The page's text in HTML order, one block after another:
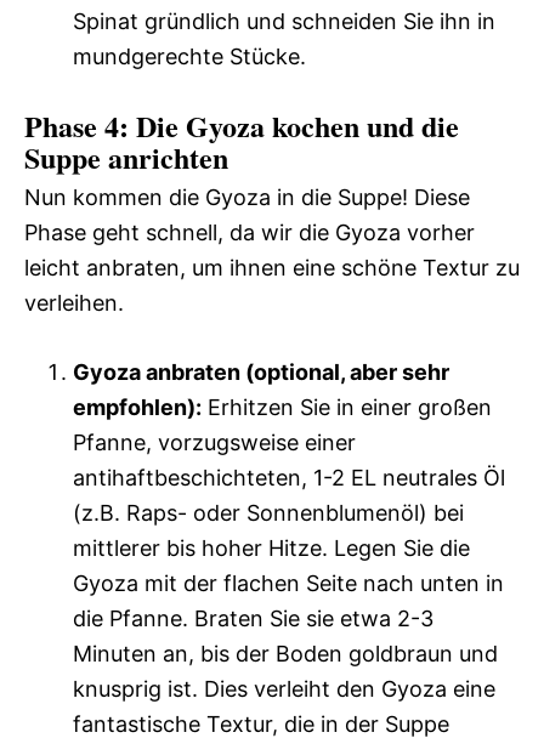
Spinat gründlich und schneiden Sie ihn in
mundgerechte Stücke.
Phase 4: Die Gyoza kochen und die
Suppe anrichten
Nun kommen die Gyoza in die Suppe! Diese
Phase geht schnell, da wir die Gyoza vorher
leicht anbraten, um ihnen eine schöne Textur zu
verleihen.
Gyoza anbraten (optional, aber sehr
empfohlen): Erhitzen Sie in einer großen
Pfanne, vorzugsweise einer
antihaftbeschichteten, 1-2 EL neutrales Öl
(z.B. Raps- oder Sonnenblumenöl) bei
mittlerer bis hoher Hitze. Legen Sie die
Gyoza mit der flachen Seite nach unten in
die Pfanne. Braten Sie sie etwa 2-3
Minuten an, bis der Boden goldbraun und
knusprig ist. Dies verleiht den Gyoza eine
fantastische Textur, die in der Suppe